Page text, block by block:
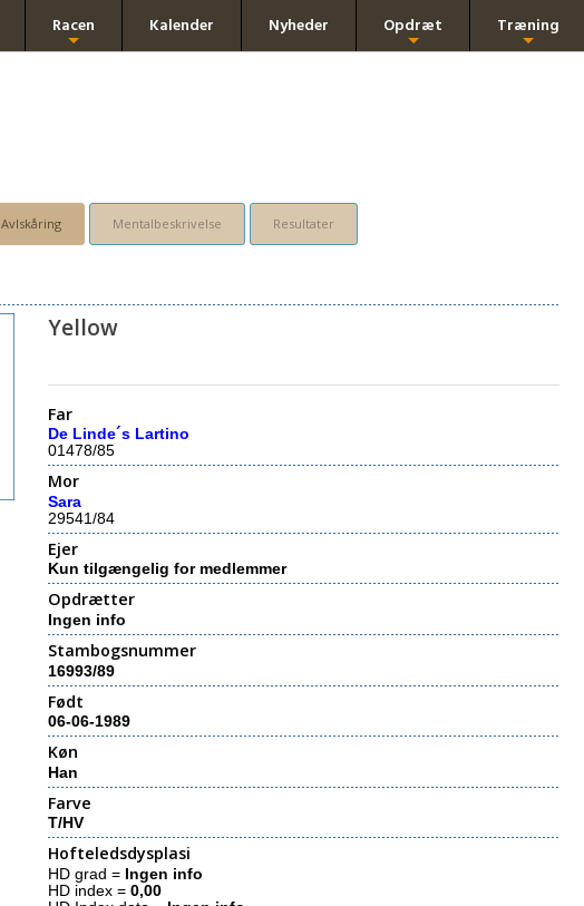
Racen Kalender Nyheder Opdræt Træning
Avlskåring Mentalbeskrivelse Resultater
Yellow
Far
De Linde´s Lartino
01478/85
Mor
Sara
29541/84
Ejer
Kun tilgængelig for medlemmer
Opdrætter
Ingen info
Stambogsnummer
16993/89
Født
06-06-1989
Køn
Han
Farve
T/HV
Hofteledsdysplasi
HD grad = Ingen info
HD index =0,00